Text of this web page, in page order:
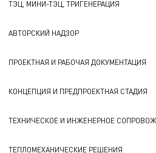
ТЭЦ, МИНИ-ТЭЦ, ТРИГЕНЕРАЦИЯ
АВТОРСКИЙ НАДЗОР
ПРОЕКТНАЯ И РАБОЧАЯ ДОКУМЕНТАЦИЯ
КОНЦЕПЦИЯ И ПРЕДПРОЕКТНАЯ СТАДИЯ
ТЕХНИЧЕСКОЕ И ИНЖЕНЕРНОЕ
ТЕПЛОМЕХАНИЧЕСКИЕ РЕШЕНИЯ